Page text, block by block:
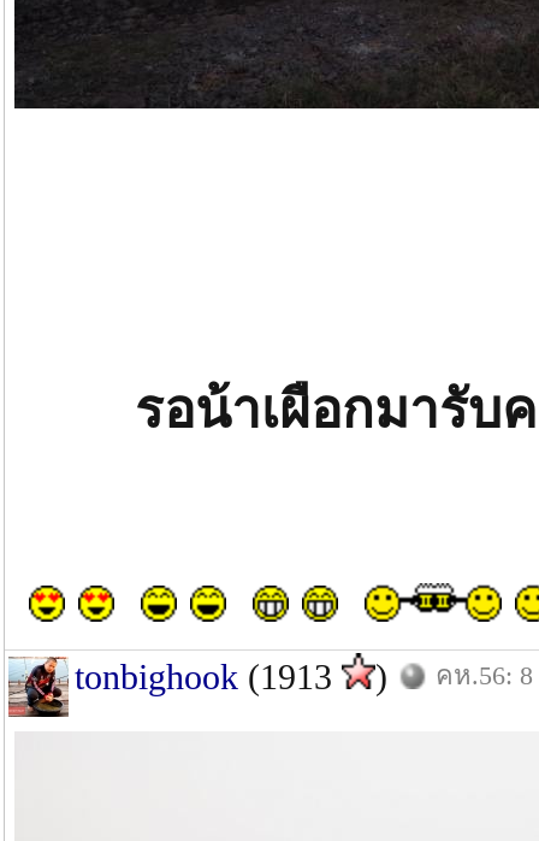
รอน้าเผือกมารับ
tonbighook (1913 ) คห.56: